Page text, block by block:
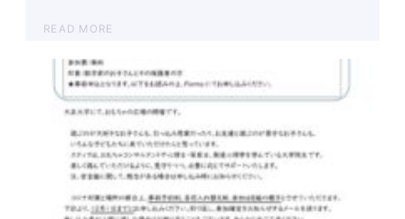
READ MORE